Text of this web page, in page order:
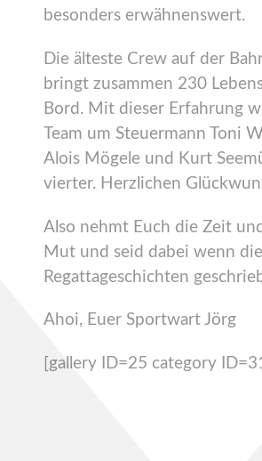
besonders erwähnenswert.
Die älteste Crew auf der
bringt zusammen 230
Bord. Mit dieser Erfahrung
Team um Steuermann Toni
Alois Mögele und Kurt
vierter. Herzlichen
Also nehmt Euch die Zeit
Mut und seid dabei wenn
Regattageschichten
Ahoi, Euer Sportwart Jörg
[gallery ID=25 category